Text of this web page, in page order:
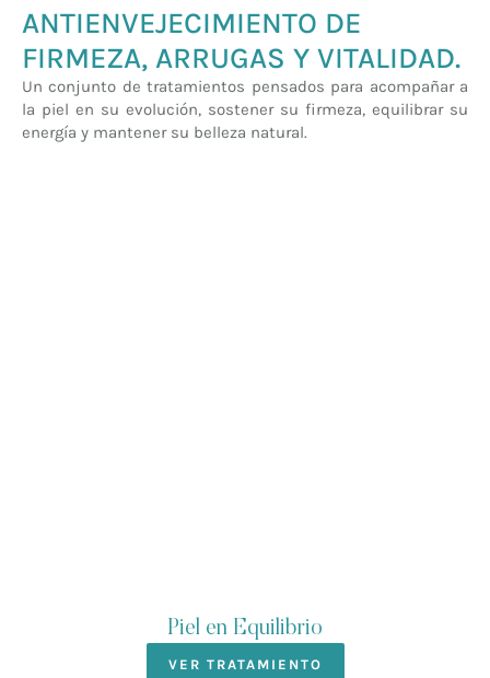
ANTIENVEJECIMIENTO DE
FIRMEZA, ARRUGAS Y VITALIDAD.​
Un conjunto de tratamientos pensados para acompañar a
la piel en su evolución, sostener su firmeza, equilibrar su
energía y mantener su belleza natural.
Piel en Equilibrio
VER TRATAMIENTO